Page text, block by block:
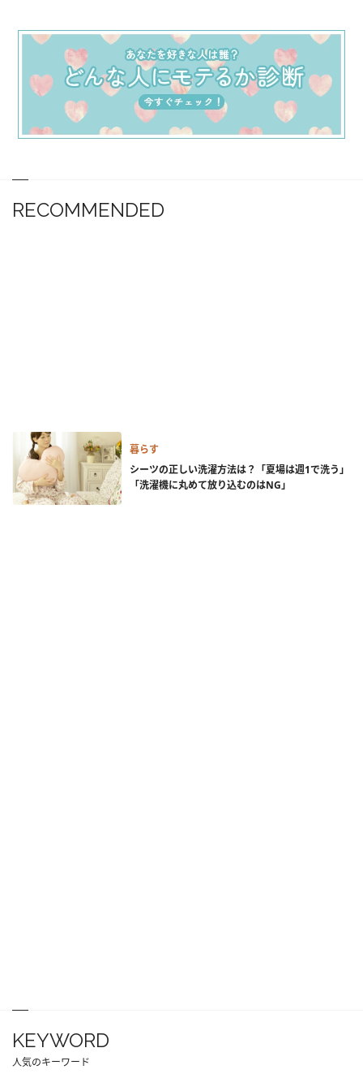
RECOMMENDED
暮らす
シーツの正しい洗濯方法は？「夏場は週1で洗う」
「洗濯機に丸めて放り込むのはNG」
KEYWORD
人気のキーワード